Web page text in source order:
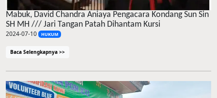
Mabuk, David Chandra Aniaya Pengacara Kondang Sun Sin
SH MH /// Jari Tangan Patah Dihantam Kursi
2024-07-10 HUKUM
Baca Selengkapnya >>